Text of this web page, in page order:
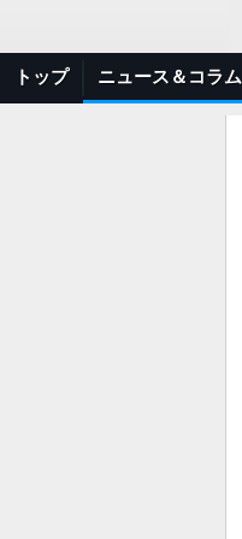
トップ ニュース＆コラム